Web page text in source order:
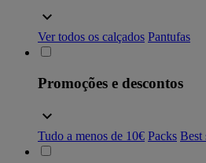
Ver todos os calçados Pantufas
Promoções e descontos
Tudo a menos de 10€ Packs Best